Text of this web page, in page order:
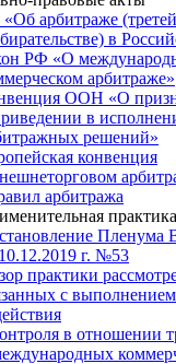
арбитраже
в
РФ «О
арбитраже»
ООН «О
в
решений»
конвенция
арбитража
практика
Пленума
г. №53
практики
с
в отношении